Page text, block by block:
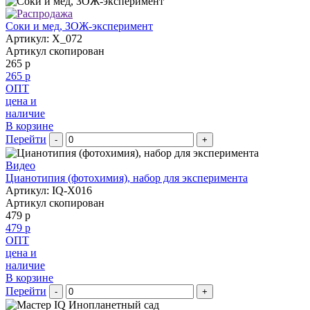
Соки и мед, ЗОЖ-эксперимент
Артикул: X_072
Артикул скопирован
265 р
265 р
ОПТ
цена и
наличие
В корзине
Перейти
- +
Видео
Цианотипия (фотохимия), набор для эксперимента
Артикул: IQ-X016
Артикул скопирован
479 р
479 р
ОПТ
цена и
наличие
В корзине
Перейти
- +